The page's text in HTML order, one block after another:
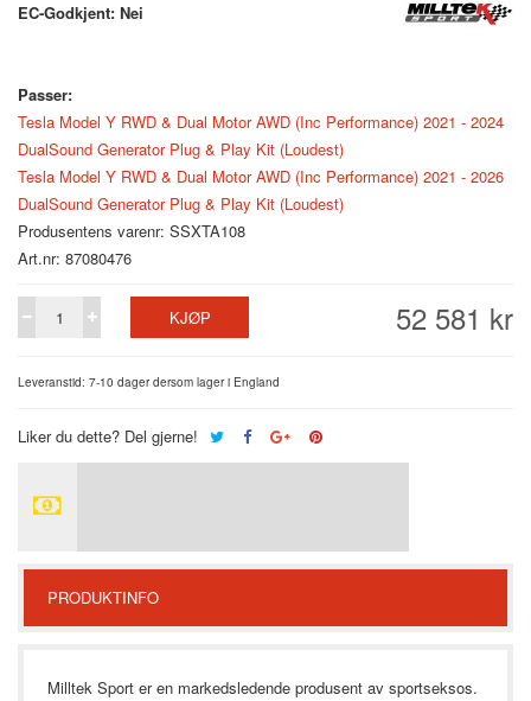
EC-Godkjent: Nei
Passer:
Tesla Model Y RWD & Dual Motor AWD (Inc Performance) 2021 - 2024
DualSound Generator Plug & Play Kit (Loudest)
Tesla Model Y RWD & Dual Motor AWD (Inc Performance) 2021 - 2026
DualSound Generator Plug & Play Kit (Loudest)
Produsentens varenr: SSXTA108
Art.nr: 87080476
52 581 kr
KJØP
Leveranstid: 7-10 dager dersom lager i England
Liker du dette? Del gjerne!
PRODUKTINFO
Milltek Sport er en markedsledende produsent av sportseksos.